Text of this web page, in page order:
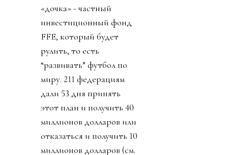
«дочка» - частный
инвестиционный фонд
FFE, который будет
рулить, то есть
“развивать” футбол по
миру. 211 федерациям
дали 53 дня принять
этот план и получить 40
миллионов долларов или
отказаться и получить 10
миллионов долларов (см.